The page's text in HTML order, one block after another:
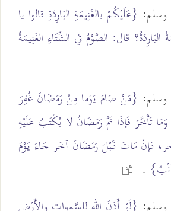
وسلم: {عَلَيْكُمْ بالغَنِيمَةِ البَارِدَةِ قالوا يا
البَارِدَةُ؟ قال: الصَّوْمُ في الشِّتَاءِ الغَنِيمَةُ
وسلم: {مَنْ صَامَ يَوْما مِنْ رَمَضَانَ غُفِرَ
تَأَخَّرَ فَإذَا تَمَّ رَمَضَانُ لا يُكْتَبُ عَلَيْهِ
فإنْ مَاتَ قَبْلَ رَمَضَانَ آخَر جَاءَ يَوْمَ
.